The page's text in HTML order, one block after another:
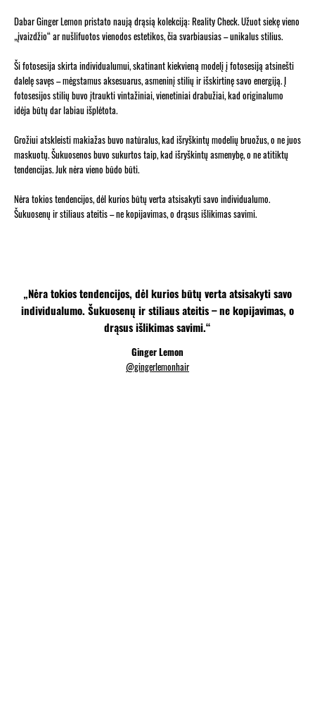
Dabar Ginger Lemon pristato naują drąsią kolekciją: Reality Check. Užuot siekę vieno
„įvaizdžio“ ar nušlifuotos vienodos estetikos, čia svarbiausias – unikalus stilius.
Ši fotosesija skirta individualumui, skatinant kiekvieną modelį į fotosesiją atsinešti
dalelę savęs – mėgstamus aksesuarus, asmeninį stilių ir išskirtinę savo energiją. Į
fotosesijos stilių buvo įtraukti vintažiniai, vienetiniai drabužiai, kad originalumo
idėja būtų dar labiau išplėtota.
Grožiui atskleisti makiažas buvo natūralus, kad išryškintų modelių bruožus, o ne juos
maskuotų. Šukuosenos buvo sukurtos taip, kad išryškintų asmenybę, o ne atitiktų
tendencijas. Juk nėra vieno būdo būti.
Nėra tokios tendencijos, dėl kurios būtų verta atsisakyti savo individualumo.
Šukuosenų ir stiliaus ateitis – ne kopijavimas, o drąsus išlikimas savimi.
„Nėra tokios tendencijos, dėl kurios būtų verta atsisakyti savo
individualumo. Šukuosenų ir stiliaus ateitis – ne kopijavimas, o
drąsus išlikimas savimi.“
Ginger Lemon
@gingerlemonhair